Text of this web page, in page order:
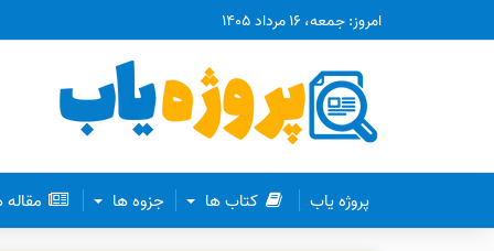
امروز: جمعه، ۱۶ مرداد ۱۴۰۵
پروژه یاب کتاب ها جزوه ها